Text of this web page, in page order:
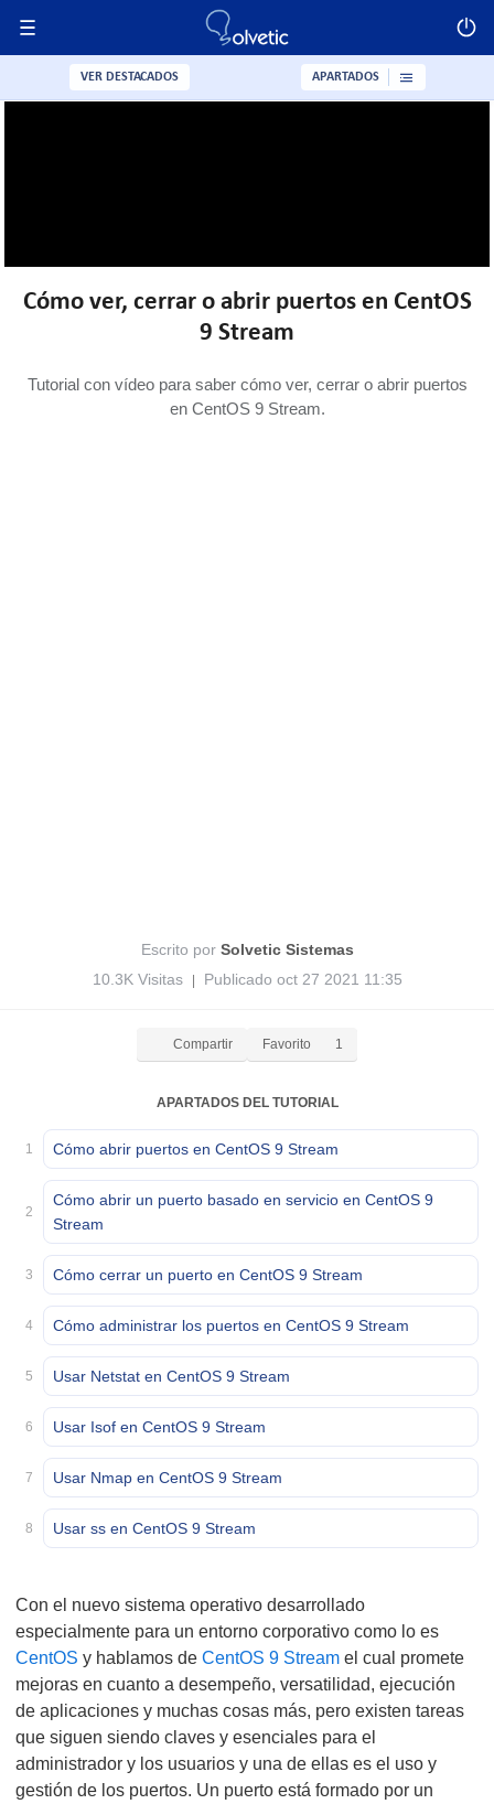
Cómo ver, cerrar o abrir puertos en CentOS
9 Stream
Tutorial con vídeo para saber cómo ver, cerrar o abrir puertos
en CentOS 9 Stream.
Escrito por Solvetic Sistemas
10.3K Visitas
Publicado oct 27 2021 11:35
Compartir Favorito 1
APARTADOS DEL TUTORIAL
1 Cómo abrir puertos en CentOS 9 Stream
2
Cómo abrir un puerto basado en servicio en CentOS 9
Stream
3 Cómo cerrar un puerto en CentOS 9 Stream
4 Cómo administrar los puertos en CentOS 9 Stream
5 Usar Netstat en CentOS 9 Stream
6 Usar Isof en CentOS 9 Stream
7 Usar Nmap en CentOS 9 Stream
8 Usar ss en CentOS 9 Stream
Con el nuevo sistema operativo desarrollado
especialmente para un entorno corporativo como lo es
CentOS y hablamos de CentOS 9 Stream el cual promete
mejoras en cuanto a desempeño, versatilidad, ejecución
de aplicaciones y muchas cosas más, pero existen tareas
que siguen siendo claves y esenciales para el
administrador y los usuarios y una de ellas es el uso y
gestión de los puertos. Un puerto está formado por un
VER DESTACADOS APARTADOS